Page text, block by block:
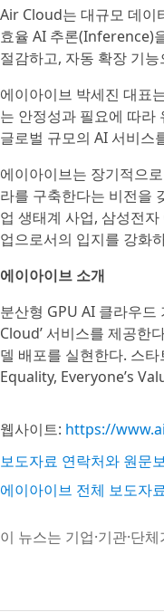
Air Cloud는 대규모 데이
효율 AI 추론(Inference)
절감하고, 자동 확장 기
에이아이브 박세진 대표
는 안정성과 필요에 따라
글로벌 규모의 AI 서비스
에이아이브는 장기적으
라를 구축한다는 비전을
업 생태계 사업, 삼성전
업으로서의 입지를 강화
에이아이브 소개
분산형 GPU AI 클라우드
Cloud’ 서비스를 제공한
델 배포를 실현한다. 스
Equality, Everyone’s
웹사이트: https://
보도자료 연락처와 원문
에이아이브 전체 보도자
이 뉴스는 기업·기관·단